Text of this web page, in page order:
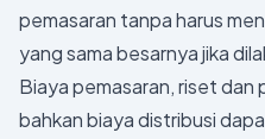
pemasaran tanpa harus
yang sama besarnya jika
Biaya pemasaran, riset
bahkan biaya distribusi